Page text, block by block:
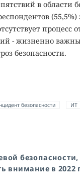
в области
(55,5%)
процесс
- жизненно
безопасности.
безопасности ИТ
внимание в 2022